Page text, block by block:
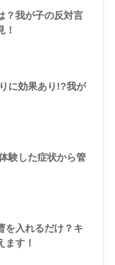
？我が子の反対言
！
に効果あり!?我が
験した症状から管
を入れるだけ？キ
ます！